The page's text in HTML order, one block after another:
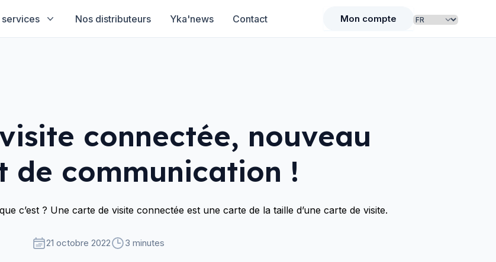
services Nos distributeurs Yka'news Contact Mon compte
connectée, nouveau
de communication !
c’est ? Une carte de visite connectée est une carte de la taille d’une carte de visite.
21 octobre 2022 3 minutes